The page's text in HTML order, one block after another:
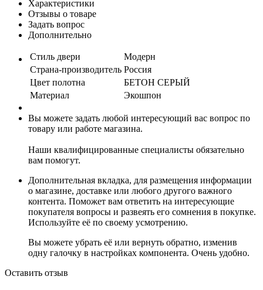
Характеристики
Отзывы о товаре
Задать вопрос
Дополнительно
Стиль двери
Модерн
Страна-производитель Россия
Цвет полотна
БЕТОН СЕРЫЙ
Материал
Экошпон
Вы можете задать любой интересующий вас вопрос по
товару или работе магазина.
Наши квалифицированные специалисты обязательно
вам помогут.
Дополнительная вкладка, для размещения информации
о магазине, доставке или любого другого важного
контента. Поможет вам ответить на интересующие
покупателя вопросы и развеять его сомнения в покупке.
Используйте её по своему усмотрению.
Вы можете убрать её или вернуть обратно, изменив
одну галочку в настройках компонента. Очень удобно.
Оставить отзыв